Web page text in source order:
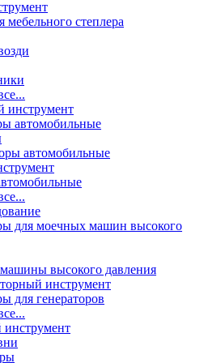
мебельного степлера
инструмент
автомобильные
автомобильные
для моечных машин высокого
высокого давления
инструмент
для генераторов